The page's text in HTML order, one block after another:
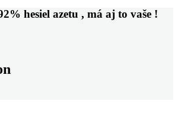
hesiel azetu , má aj to vaše !